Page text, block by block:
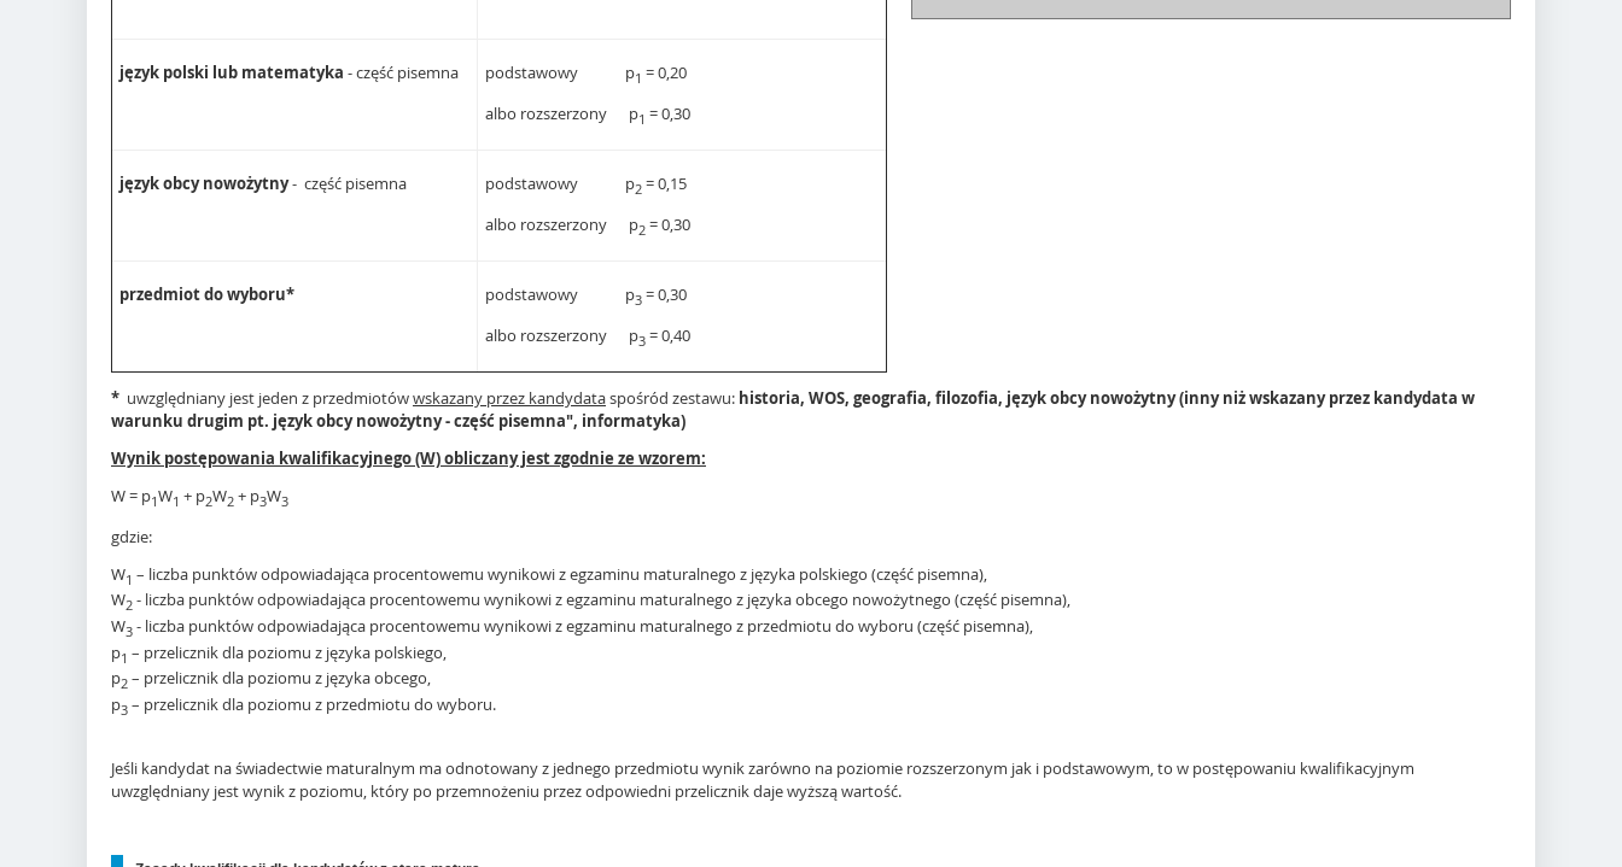
język polski lub matematyka - część pisemna podstawowy p1 = 0,20
albo rozszerzony p1 = 0,30
język obcy nowożytny- część pisemna podstawowy p2 = 0,15
albo rozszerzony p2 = 0,30
przedmiot do wyboru* podstawowy p3 = 0,30
albo rozszerzony p3 = 0,40
* uwzględniany jest jeden z przedmiotówwskazany przez kandydataspośród zestawu: historia, WOS, geografia, filozofia, język obcy nowożytny (inny niż wskazany przez kandydata w
warunku drugim pt. język obcy nowożytny - część pisemna", informatyka)
Wynik postępowania kwalifikacyjnego (W) obliczany jest zgodnie ze wzorem:
W = p1W1 + p2W2 + p3W3
gdzie:
W1 – liczba punktów odpowiadająca procentowemu wynikowi z egzaminu maturalnego z języka polskiego (część pisemna),
W2 - liczba punktów odpowiadająca procentowemu wynikowi z egzaminu maturalnego z języka obcego nowożytnego (część pisemna),
W3 - liczba punktów odpowiadająca procentowemu wynikowi z egzaminu maturalnego z przedmiotu do wyboru (część pisemna),
p1 – przelicznik dla poziomu z języka polskiego,
p2 – przelicznik dla poziomu z języka obcego,
p3 – przelicznik dla poziomu z przedmiotu do wyboru.
Jeśli kandydat na świadectwie maturalnym ma odnotowany z jednego przedmiotu wynik zarówno na poziomie rozszerzonym jak i podstawowym, to w postępowaniu kwalifikacyjnym
uwzględniany jest wynik z poziomu, który po przemnożeniu przez odpowiedni przelicznik daje wyższą wartość.